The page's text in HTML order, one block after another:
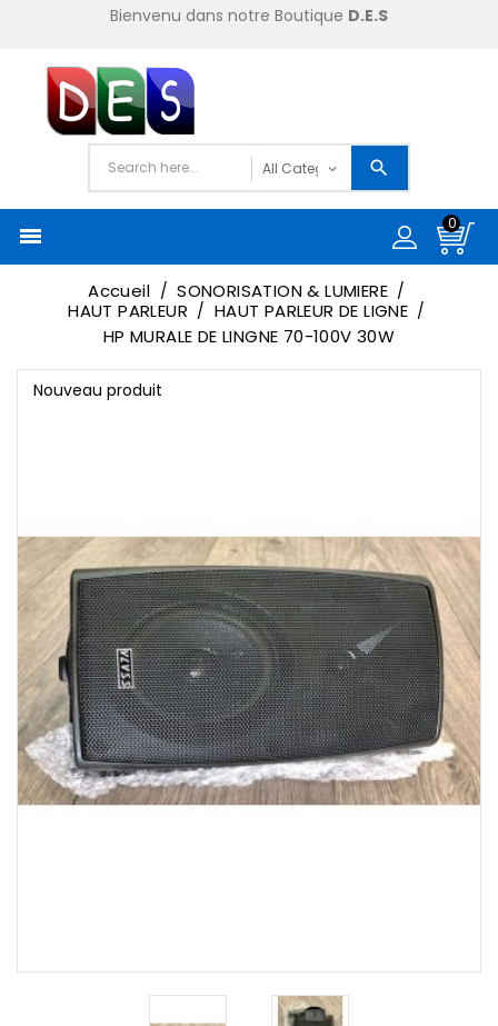
Bienvenu dans notre Boutique D.E.S

0
Accueil
SONORISATION & LUMIERE
HAUT PARLEUR
HAUT PARLEUR DE LIGNE
HP MURALE DE LINGNE 70-100V 30W
Nouveau produit